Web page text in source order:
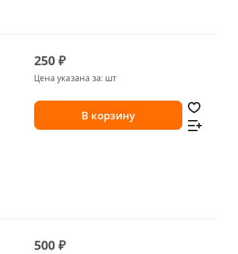
250 ₽
Цена указана за: шт
В корзину
500 ₽